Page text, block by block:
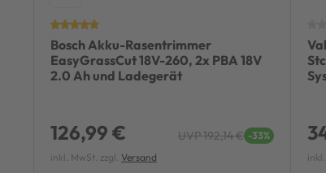
Bosch Akku-Rasentrimmer
EasyGrassCut 18V-260, 2x PBA 18V
2.0 Ah und Ladegerät
126,99 € UVP 192,14 € -33%
inkl. MwSt. zzgl. Versand